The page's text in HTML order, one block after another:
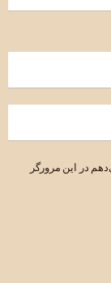
در این مرورگر